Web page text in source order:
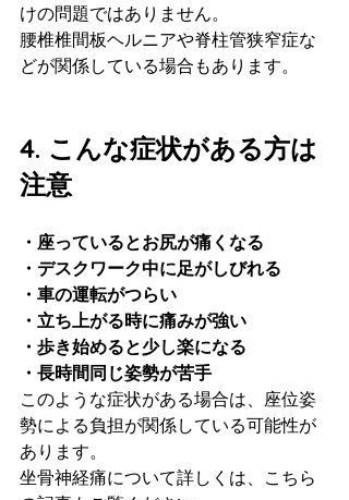
けの問題ではありません。
腰椎椎間板ヘルニアや脊柱管狭窄症な
どが関係している場合もあります。
4. こんな症状がある方は
注意
・座っているとお尻が痛くなる
・デスクワーク中に足がしびれる
・車の運転がつらい
・立ち上がる時に痛みが強い
・歩き始めると少し楽になる
・長時間同じ姿勢が苦手
このような症状がある場合は、座位姿
勢による負担が関係している可能性が
あります。
坐骨神経痛について詳しくは、こちら